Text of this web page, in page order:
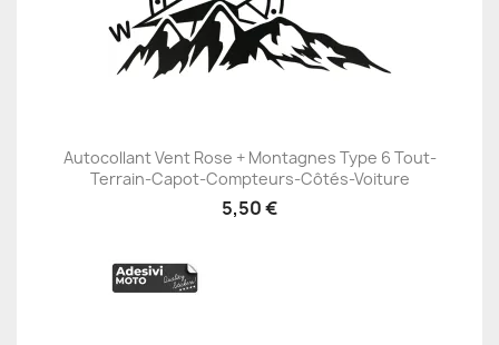
Autocollant Vent Rose + Montagnes Type 6 Tout-
Terrain-Capot-Compteurs-Côtés-Voiture
5,50 €